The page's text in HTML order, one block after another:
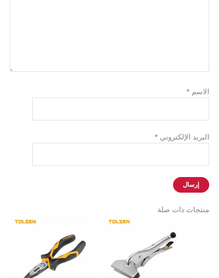
الاسم *
البريد الإلكتروني *
منتجات ذات صلة